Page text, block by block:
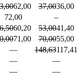
62,00 37,0036,00
72,00
–
60,20 53,0041,40
71,00 70,0055,00
— 148,63117,41
—
—
—
—